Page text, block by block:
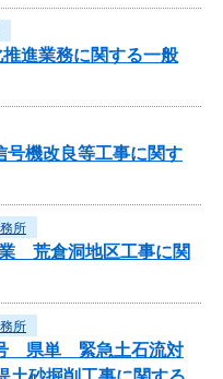
進業務に関する一般
号機改良等工事に関す
所
業 荒倉洞地区工事に関
所
号 県単 緊急土石流対